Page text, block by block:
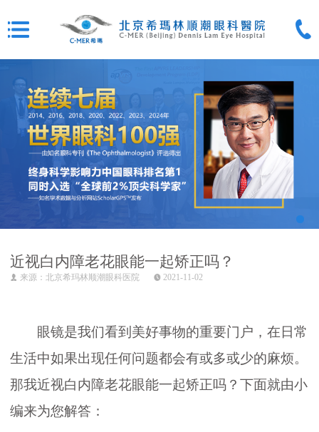
近视白内障老花眼能一起矫正吗？
来源：北京希玛林顺潮眼科医院 2021-11-02
眼镜是我们看到美好事物的重要门户，在日常
生活中如果出现任何问题都会有或多或少的麻烦。
那我近视白内障老花眼能一起矫正吗？下面就由小
编来为您解答：